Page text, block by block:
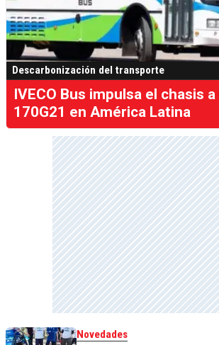
Descarbonización del transporte
IVECO Bus impulsa el chasis a
170G21 en América Latina
Novedades